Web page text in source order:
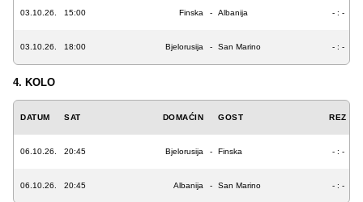
03.10.26. 15:00 Finska - Albanija - : -
03.10.26. 18:00 Bjelorusija - San Marino - : -
4. KOLO
DATUM SAT DOMAĆIN GOST REZ
06.10.26. 20:45 Bjelorusija - Finska - : -
06.10.26. 20:45 Albanija - San Marino - : -